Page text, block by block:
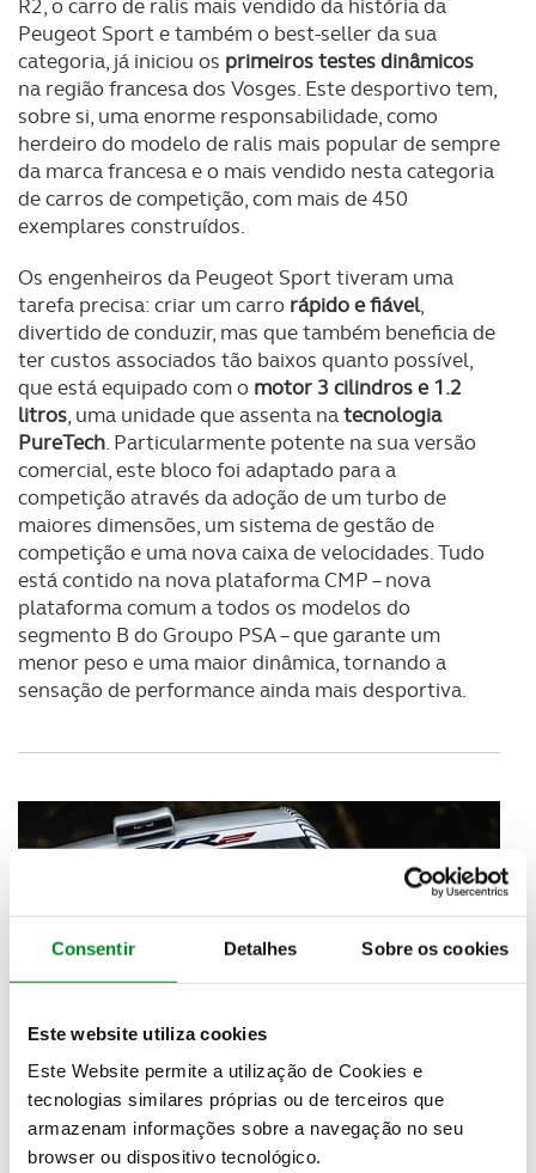
Consentir Detalhes Sobre os cookies
Este website utiliza cookies
Este Website permite a utilização de Cookies e
tecnologias similares próprias ou de terceiros que
armazenam informações sobre a navegação no seu
browser ou dispositivo tecnológico.
R2, o carro de ralis mais vendido da história da
Peugeot Sport e também o best-seller da sua
categoria, já iniciou os primeiros testes dinâmicos
na região francesa dos Vosges. Este desportivo tem,
sobre si, uma enorme responsabilidade, como
herdeiro do modelo de ralis mais popular de sempre
da marca francesa e o mais vendido nesta categoria
de carros de competição, com mais de 450
exemplares construídos.
Os engenheiros da Peugeot Sport tiveram uma
tarefa precisa: criar um carro rápido e fiável,
divertido de conduzir, mas que também beneficia de
ter custos associados tão baixos quanto possível,
que está equipado com o motor 3 cilindros e 1.2
litros, uma unidade que assenta natecnologia
PureTech. Particularmente potente na sua versão
comercial, este bloco foi adaptado para a
competição através da adoção de um turbo de
maiores dimensões, um sistema de gestão de
competição e uma nova caixa de velocidades. Tudo
está contido na nova plataforma CMP – nova
plataforma comum a todos os modelos do
segmento B do Groupo PSA – que garante um
menor peso e uma maior dinâmica, tornando a
sensação de performance ainda mais desportiva.